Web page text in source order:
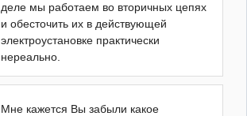
деле мы работаем во вторичных цепях
и обесточить их в действующей
электроустановке практически
нереально.
Мне кажется Вы забыли какое